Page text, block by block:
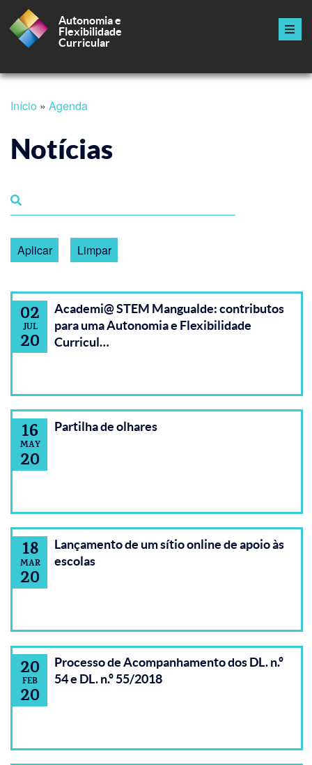
Passar
para
conteúdo
principal
Autonomia e
Flexibilidade
Curricular
Navegação
principal
estrutural
Início Agenda
Notícias
02
JUL
20
Academi@ STEM Mangualde: contributos
para uma Autonomia e Flexibilidade
Curricul…
16
MAY
20
Partilha de olhares
18
MAR
20
Lançamento de um sítio online de apoio às
escolas
20
FEB
20
Processo de Acompanhamento dos DL. n.º
54 e DL. n.º 55/2018